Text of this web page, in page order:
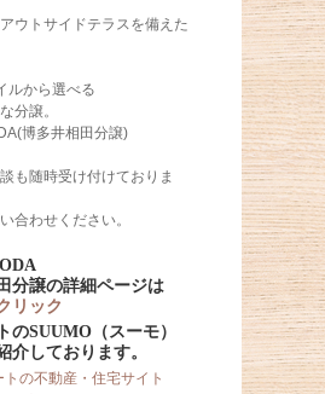
ウトサイドテラスを備えた
ルから選べる
分譲。
博多井相田分譲)
も随時受け付けておりま
合わせください。
分譲の詳細ページは
リック
のSUUMO（スーモ）
介しております。